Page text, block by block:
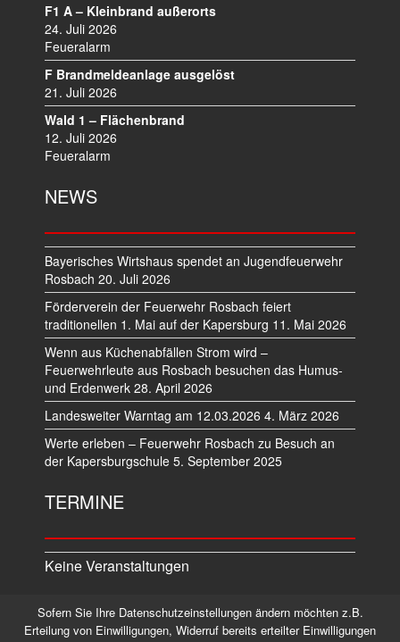
F1 A – Kleinbrand außerorts
24. Juli 2026
Feueralarm
F Brandmeldeanlage ausgelöst
21. Juli 2026
Wald 1 – Flächenbrand
12. Juli 2026
Feueralarm
NEWS
Bayerisches Wirtshaus spendet an Jugendfeuerwehr
Rosbach 20. Juli 2026
Förderverein der Feuerwehr Rosbach feiert
traditionellen 1. Mai auf der Kapersburg 11. Mai 2026
Wenn aus Küchenabfällen Strom wird –
Feuerwehrleute aus Rosbach besuchen das Humus-
und Erdenwerk 28. April 2026
Landesweiter Warntag am 12.03.2026 4. März 2026
Werte erleben – Feuerwehr Rosbach zu Besuch an
der Kapersburgschule 5. September 2025
TERMINE
Keine Veranstaltungen
Datenschutz Impressum
Sofern Sie Ihre Datenschutzeinstellungen ändern möchten z.B.
Erteilung von Einwilligungen, Widerruf bereits erteilter Einwilligungen